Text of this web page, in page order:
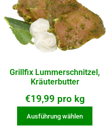
Grillfix Lummerschnitzel,
Kräuterbutter
€19,99 pro kg
Ausführung wählen